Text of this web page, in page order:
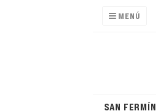
MENÚ
SAN FERMÍN